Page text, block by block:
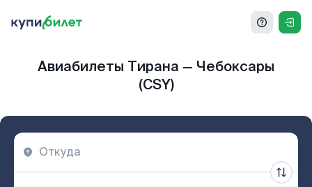
Авиабилеты Тирана — Чебоксары
(CSY)